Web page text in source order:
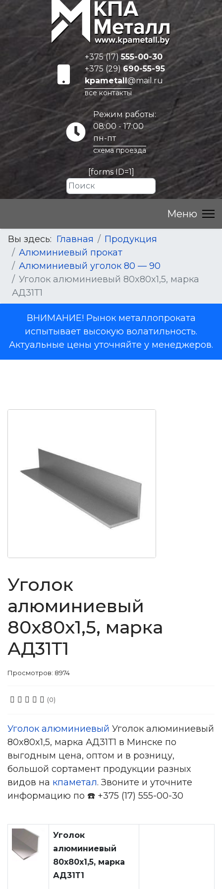
+375 (17)555-00-30
+375 (29) 690-55-95
kpametall@mail.ru
все контакты
Режим работы:
08:00 - 17:00
пн-пт
схема проезда
[forms ID=1]
Вы здесь: Главная
Продукция
Алюминиевый прокат
Алюминиевый уголок 80 — 90
Уголок алюминиевый 80x80x1,5, марка
АД31Т1
ВНИМАНИЕ! Рынок металлопроката
испытывает высокую волатильность.
Актуальные цены уточняйте у менеджеров.
Уголок
алюминиевый
80x80x1,5, марка
АД31Т1
Просмотров: 8974
(0)
Уголок алюминиевый Уголок алюминиевый
80x80x1,5, марка АД31Т1 в Минске по
выгодным цена, оптом и в розницу,
большой сортамент продукции разных
видов на кпаметал. Звоните и уточните
информацию по ☎️ +375 (17) 555-00-30
Уголок
алюминиевый
80x80x1,5, марка
АД31Т1